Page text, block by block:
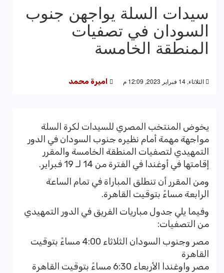
سيدات السلة يواجهن جنوب
السودان في تصفيات
المنطقة الخامسة
الثلاثاء, 14 فبراير 2023, 12:09 م اميرة محمد
يخوض المنتخب المصري للسيدات لكرة السلة
مواجهة مهمة أمام نظيره جنوب السودان في الدور
التمهيدي لتصفيات المنطقة الخامسة والمقرر
إقامتها في أوغندا في الفترة من 14 لـ 19 فبراير.
ومن المقرر أن تنطلق المباراة في تمام الساعة
الرابعة مساءً بتوقيت القاهرة.
وفيما يلي جدول مباريات الفريق في الدور التمهيدي
من التصفيات:
مصر وجنوب السودان الثلاثاء 4:00 مساءً بتوقيت
القاهرة
مصر واوغندا الأربعاء 6:30 مساءً بتوقيت القاهرة